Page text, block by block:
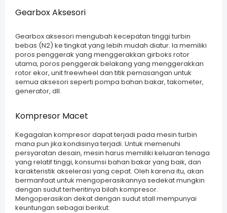
Gearbox Aksesori
Gearbox aksesori mengubah kecepatan tinggi turbin
bebas (N2) ke tingkat yang lebih mudah diatur. Ia memiliki
poros penggerak yang menggerakkan girboks rotor
utama, poros penggerak belakang yang menggerakkan
rotor ekor, unit freewheel dan titik pemasangan untuk
semua aksesori seperti pompa bahan bakar, takometer,
generator, dll.
Kompresor Macet
Kegagalan kompresor dapat terjadi pada mesin turbin
mana pun jika kondisinya terjadi. Untuk memenuhi
persyaratan desain, mesin harus memiliki keluaran tenaga
yang relatif tinggi, konsumsi bahan bakar yang baik, dan
karakteristik akselerasi yang cepat. Oleh karena itu, akan
bermanfaat untuk mengoperasikannya sedekat mungkin
dengan sudut terhentinya bilah kompresor.
Mengoperasikan dekat dengan sudut stall mempunyai
keuntungan sebagai berikut: